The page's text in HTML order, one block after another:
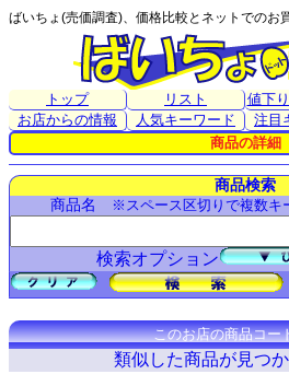
ばいちょ(売価調査)、価格比較とネットでのお
トップ リスト 値下
お店からの情報
人気キーワード 注目
商品の詳細
商品検索
商品名
※スペース区切りで複数キ
検索オプション
このお店の商品コー
類似した商品が見つか